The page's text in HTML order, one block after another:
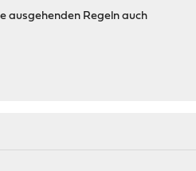
ausgehenden Regeln auch